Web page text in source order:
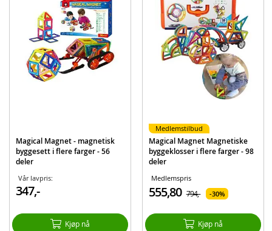
7040698713748
Magical Magnet
Magical Magnet - magnetisk
byggesett i flere farger - 56
deler
Vår lavpris:
347,-
Kjøp nå
Magical Magnet Magnetiske
byggeklosser i flere farger - 98
deler
Medlemspris
555,80 794,- 30%
Kjøp nå
Medlemstilbud